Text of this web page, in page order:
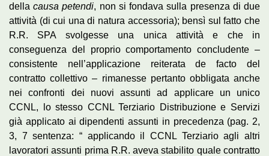
dellacausa petendi, non si fondava sulla presenza di due
attività (di cui una di natura accessoria); bensì sul fatto che
R.R. SPA svolgesse una unica attività e che in
conseguenza del proprio comportamento concludente –
consistente nell’applicazione reiterata de facto del
contratto collettivo – rimanesse pertanto obbligata anche
nei confronti dei nuovi assunti ad applicare un unico
CCNL, lo stesso CCNL Terziario Distribuzione e Servizi
già applicato ai dipendenti assunti in precedenza (pag. 2,
3, 7 sentenza: “ applicando il CCNL Terziario agli altri
lavoratori assunti prima R.R. aveva stabilito quale contratto